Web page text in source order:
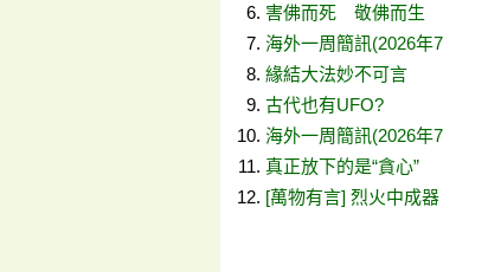
害佛而死 敬佛而生
海外一周簡訊(2026年7
緣結大法妙不可言
古代也有UFO?
海外一周簡訊(2026年7
真正放下的是“貪心”
[萬物有言] 烈火中成器